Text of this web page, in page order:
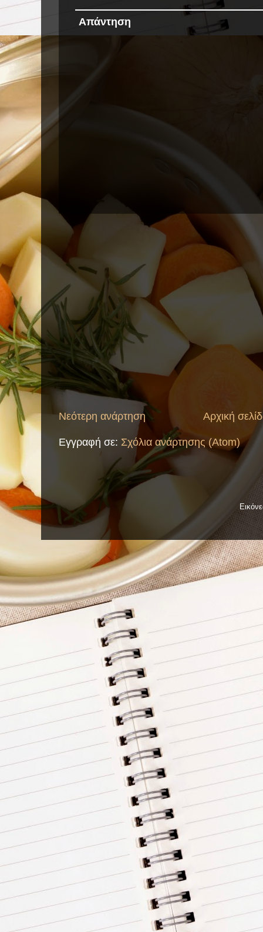
Απάντηση
Νεότερη ανάρτηση Αρχική
Εγγραφή σε: Σχόλια ανάρτησης (Atom)